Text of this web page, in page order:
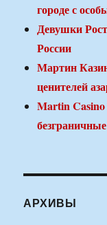
городе с
Девушки
России
Мартин
ценителей
Martin
АРХИВЫ